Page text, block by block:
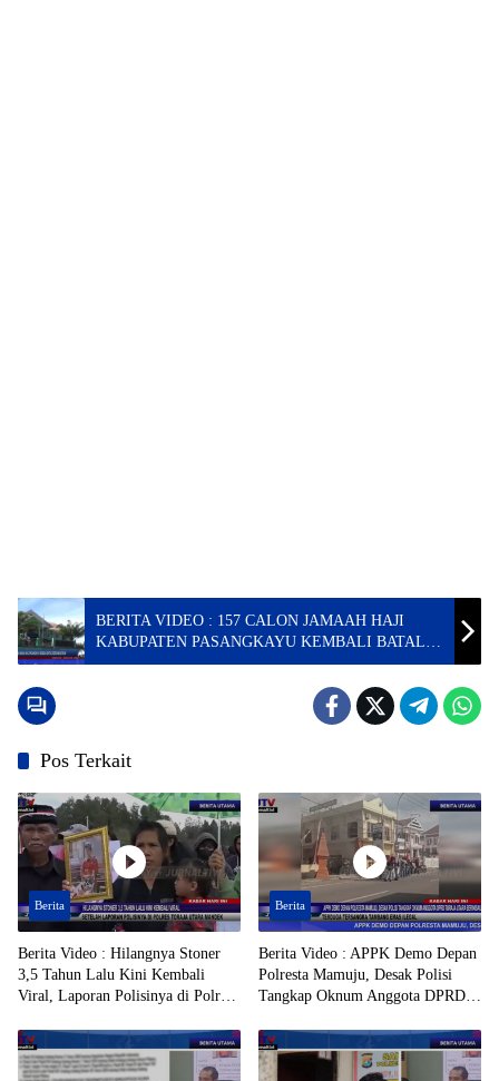
BERITA VIDEO : 157 CALON JAMAAH HAJI
KABUPATEN PASANGKAYU KEMBALI BATAL
DIBERANGKATKAN
Pos Terkait
Berita
Berita Video : Hilangnya Stoner
3,5 Tahun Lalu Kini Kembali
Viral, Laporan Polisinya di Polres
Berita
Berita Video : APPK Demo Depan
Polresta Mamuju, Desak Polisi
Tangkap Oknum Anggota DPRD
Tersangka Tambang Emas Ilegal